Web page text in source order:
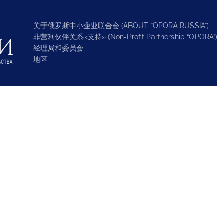
关于俄罗斯中小企业联合会 (ABOUT “OPORA RUSSIA”)
非营利伙伴关系«支持» (Non-Profit Partnership “OPORA”)
经理局和委员会
地区